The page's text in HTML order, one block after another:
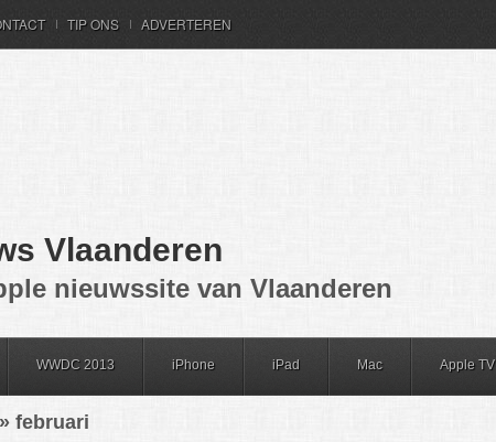
TIP ONS ADVERTEREN
Vlaanderen
nieuwssite van Vlaanderen
WWDC 2013 iPhone iPad Mac Apple TV
februari